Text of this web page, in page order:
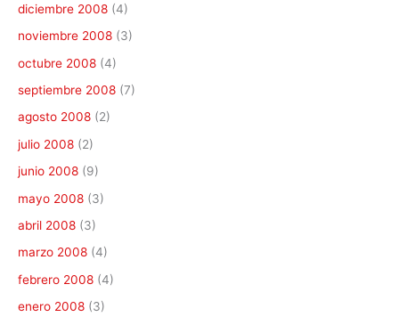
diciembre 2008 (4)
noviembre 2008 (3)
octubre 2008 (4)
septiembre 2008 (7)
agosto 2008 (2)
julio 2008 (2)
junio 2008 (9)
mayo 2008 (3)
abril 2008 (3)
marzo 2008 (4)
febrero 2008 (4)
enero 2008 (3)